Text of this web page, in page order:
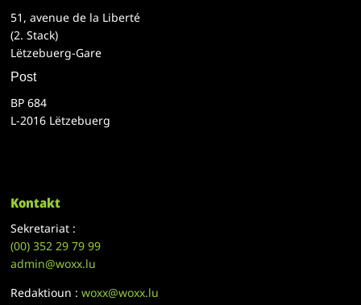
51, avenue de la Liberté
(2. Stack)
Lëtzebuerg-Gare
Post
BP 684
L-2016 Lëtzebuerg
Kontakt
Sekretariat :
(00)352 29 79 99
admin@woxx.lu
Redaktioun :woxx@woxx.lu